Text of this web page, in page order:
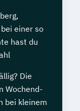
einer so
hast du
Die
Wochend-
bei kleinem